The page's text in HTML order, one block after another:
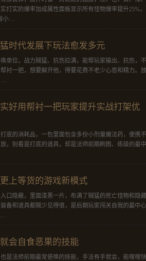
打实的爆率加成属性面板显示所有怪物爆率提升25%
小…
时代发展下玩法愈发多元
单位，战力贼猛、抗伤拉满，能帮玩家输出、抗伤，不
衬一把，想要解开他，得要花费不老少心思和精力。
…
好用帮衬一把玩家提升实战打架优
底的消耗品，一包里面包含多份小剂量魔法药，便携
，别看是打底的道具，却是法师前期刷图、练级的最
上等货的游戏新模式
口隐蔽，里面漆黑一片，布满了贼猛的死亡怪物和隐
备和道具都贼少见得很，是后期玩家闯关自我的最中
…
会自食恶果的技能
是法师前期最常使唤的技能，手法有手就会，能嗖嗖